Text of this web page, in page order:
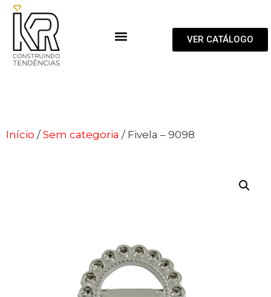
VER CATÁLOGO
Início /Sem categoria / Fivela – 9098